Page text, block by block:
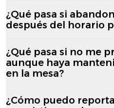
¿Qué pasa si
después del horario
¿Qué pasa si no me
aunque haya
en la mesa?
¿Cómo puedo